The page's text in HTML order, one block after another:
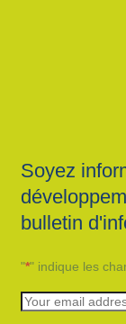
Soyez
bulletin
"*" indique les